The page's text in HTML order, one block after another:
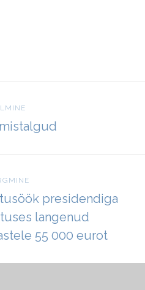
presidendiga
langenud
55 000 eurot